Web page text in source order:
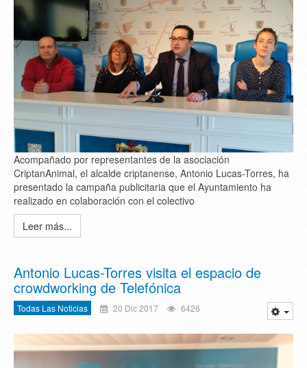
Acompañado por representantes de la asociación
CriptanAnimal, el alcalde criptanense, Antonio Lucas-Torres, ha
presentado la campaña publicitaria que el Ayuntamiento ha
realizado en colaboración con el colectivo
Leer más...
Antonio Lucas-Torres visita el espacio de
crowdworking de Telefónica
Todas Las Noticias 20 Dic 2017 6426